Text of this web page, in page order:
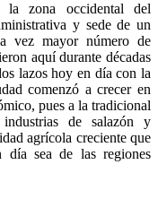
zona occidental del
y sede de un
vez mayor número de
aquí durante décadas
lazos hoy en día con la
comenzó a crecer en
pues a la tradicional
de salazón y
agrícola creciente que
sea de las regiones